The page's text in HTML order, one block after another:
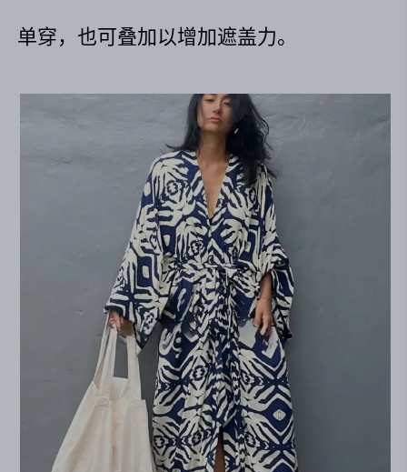
单穿，也可叠加以增加遮盖力。